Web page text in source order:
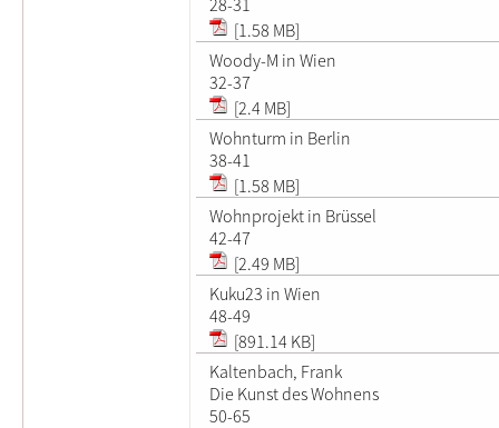
[1.58 MB]
Woody-M in Wien
32-37
[2.4 MB]
Wohnturm in Berlin
38-41
[1.58 MB]
Wohnprojekt in Brüssel
42-47
[2.49 MB]
Kuku23 in Wien
48-49
[891.14 KB]
Kaltenbach, Frank
Die Kunst des Wohnens
50-65